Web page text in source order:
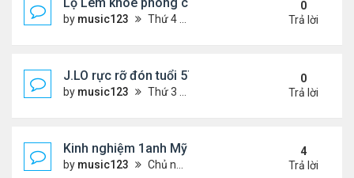
by music123 Thứ 4 Tháng 7 29, 2026 5:08 pm
0
Trả lời
J.LO rực rỡ đón tuổi 57 trên đất Âu
by music123 Thứ 3 Tháng 7 28, 2026 5:56 pm
0
Trả lời
Kinh nghiệm 1anh Mỹ đến VN: "Đây là một đất
by music123 Chủ nhật Tháng 7 26, 2026 6:13 am
4
Trả lời